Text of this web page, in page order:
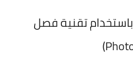
باستخدام تقنية فصل